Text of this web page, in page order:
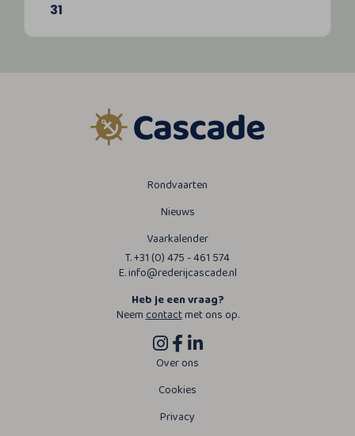
31
Rondvaarten
Nieuws
Vaarkalender
T. +31 (0) 475 - 461 574
E. info@rederijcascade.nl
Heb je een vraag?
Neemcontactmet ons op.
Over ons
Cookies
Privacy